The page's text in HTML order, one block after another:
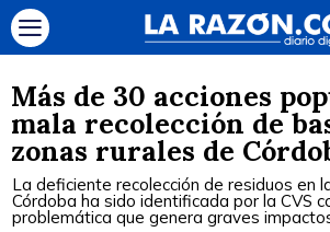
Más de 30 acciones
mala recolección de
zonas rurales de
La deficiente recolección de residuos en
Córdoba ha sido identificada por la CVS
problemática que genera graves